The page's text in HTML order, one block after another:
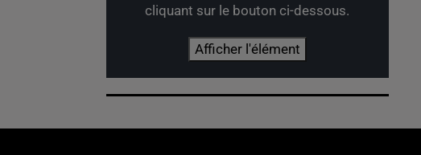
cliquant sur le bouton ci-dessous.
Afficher l'élément